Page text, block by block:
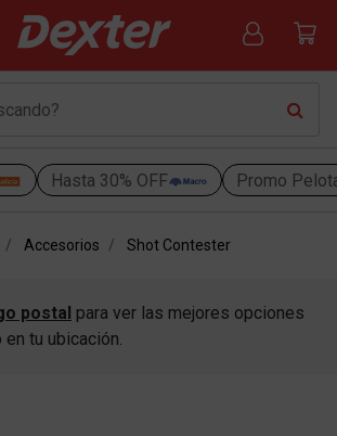
Hasta 30% OFF Promo
Accesorios Shot Contester
postal para ver las mejores opciones
tu ubicación.